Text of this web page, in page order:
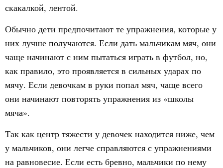
скакалкой, лентой.
Обычно дети предпочитают те упражнения, которые у
них лучше получаются. Если дать мальчикам мяч, они
чаще начинают с ним пытаться играть в футбол, но,
как правило, это проявляется в сильных ударах по
мячу. Если девочкам в руки попал мяч, чаще всего
они начинают повторять упражнения из «школы
мяча».
Так как центр тяжести у девочек находится ниже, чем
у мальчиков, они легче справляются с упражнениями
на равновесие. Если есть бревно, мальчики по нему